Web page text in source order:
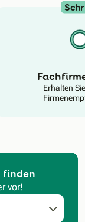
Erhalten
finden
vor!